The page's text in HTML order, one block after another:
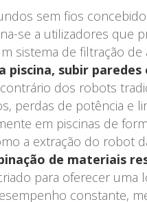
sem fios
se a utilizadores que
sistema de filtração
piscina, subir
dos robots
perdas de potência e
em piscinas de
a extração do robot
de materiais
para oferecer
constante,